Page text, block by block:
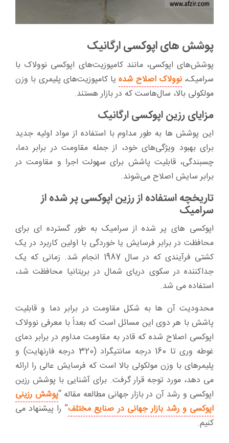
پوشش های اپوکسی ارگانیک
پوشش‌های اپوکسی، مانند کامپوزیت‌های اپوکسی نوولاک با
سرامیک،نوولاک اصلاح شدهیا کامپوزیت‌های پلیمری با وزن
مولکولی بالا، سال‌هاست که در بازار هستند.
مزایای رزین اپوکسی ارگانیک
این پوشش ها به طور مداوم با استفاده از مواد اولیه جدید
برای بهبود ویژگی‌های خود، از جمله مقاومت در برابر دما،
چسبندگی، قابلیت پاشش برای سهولت اجرا و مقاومت در
برابر سایش اصلاح می‌شوند.
تاریخچه استفاده از رزین اپوکسی پر شده از
سرامیک
اپوکسی های پر شده از سرامیک به طور گسترده ای برای
محافظت در برابر فرسایش یا خوردگی با اولین کاربرد در یک
کشتی فرآیندی که در سال 1987 انجام شد. زمانی که یک
جداکننده در سکوی دریای شمال در بریتانیا محافظت شد،
استفاده می شد.
محدودیت آن ها به شکل مقاومت در برابر دما و قابلیت
پاشش با هر دوی این مسائل است که بعداً با معرفی نوولاک
اپوکسی اصلاح شده که قادر به مقاومت مداوم در برابر دمای
غوطه وری تا 160 درجه سانتیگراد (320 درجه فارنهایت) و
پلیمرهای با وزن مولکولی بالا است که فرسایش عالی را ارائه
می دهد، مورد توجه قرار گرفت. برای آشنایی با پوشش رزین
اپوکسی و رشد آن در بازار جهانی مطالعه مقاله “پوشش رزینی
اپوکسی و رشد بازار جهانی در صنایع مختلف” را پیشنهاد می
کنیم.